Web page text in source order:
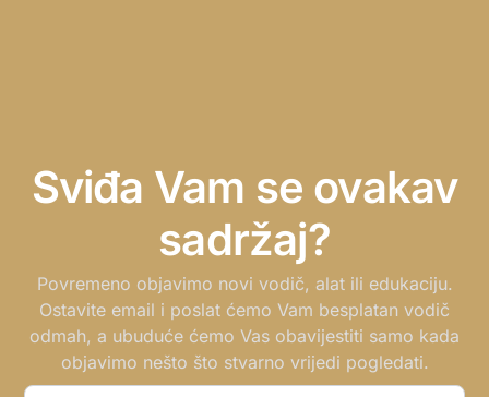
Sviđa Vam se ovakav
sadržaj?
Povremeno objavimo novi vodič, alat ili edukaciju.
Ostavite email i poslat ćemo Vam besplatan vodič
odmah, a ubuduće ćemo Vas obavijestiti samo kada
objavimo nešto što stvarno vrijedi pogledati.